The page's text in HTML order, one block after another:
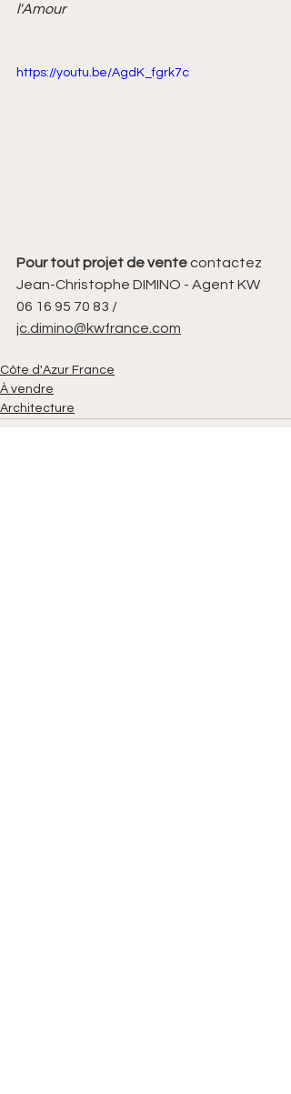
l'Amour
https://youtu.be/AgdK_fgrk7c
Pour tout projet de vente contactez
Jean-Christophe DIMINO - Agent KW
06 16 95 70 83 /
jc.dimino@kwfrance.com
Côte d'Azur France
À vendre
Architecture